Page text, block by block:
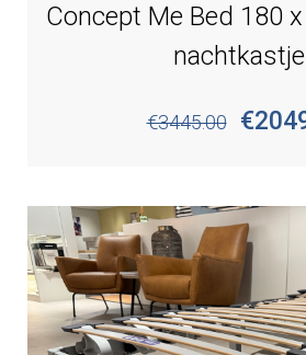
Concept Me Bed 180
€3445.00